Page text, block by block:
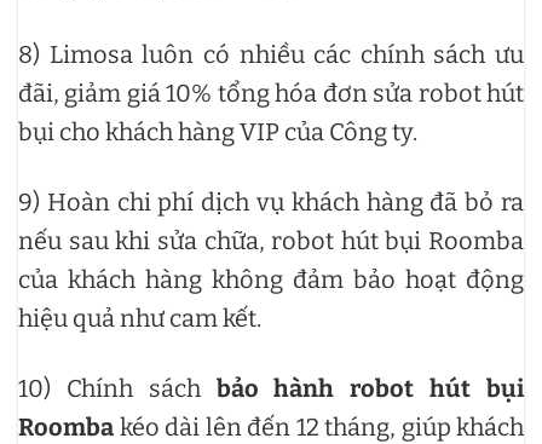
8) Limosa luôn có nhiều các chính sách ưu
đãi, giảm giá 10% tổng hóa đơn sửa robot hút
bụi cho khách hàng VIP của Công ty.
9) Hoàn chi phí dịch vụ khách hàng đã bỏ ra
nếu sau khi sửa chữa, robot hút bụi Roomba
của khách hàng không đảm bảo hoạt động
hiệu quả như cam kết.
10) Chính sách bảo hành robot hút bụi
Roomba kéo dài lên đến 12 tháng, giúp khách